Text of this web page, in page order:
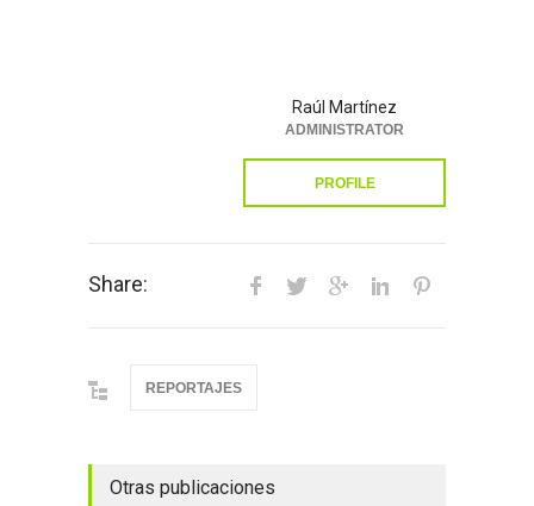
Raúl Martínez
ADMINISTRATOR
PROFILE
Share:
REPORTAJES
Otras publicaciones